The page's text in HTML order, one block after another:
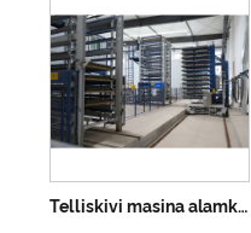
Telliskivi masina alamkassett